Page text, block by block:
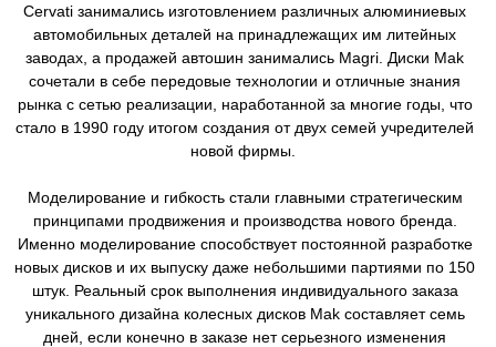
Cervati занимались изготовлением различных алюминиевых
автомобильных деталей на принадлежащих им литейных
заводах, а продажей автошин занимались Magri. Диски Mak
сочетали в себе передовые технологии и отличные знания
рынка с сетью реализации, наработанной за многие годы, что
стало в 1990 году итогом создания от двух семей учредителей
новой фирмы.
Моделирование и гибкость стали главными стратегическим
принципами продвижения и производства нового бренда.
Именно моделирование способствует постоянной разработке
новых дисков и их выпуску даже небольшими партиями по 150
штук. Реальный срок выполнения индивидуального заказа
уникального дизайна колесных дисков Mak составляет семь
дней, если конечно в заказе нет серьезного изменения